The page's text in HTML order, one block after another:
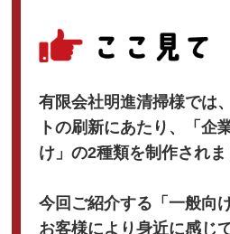
有限会社明進清掃様では
トの刷新にあたり、「企
け」の2種類を制作されま
今回ご紹介する「一般向
お客様により身近に感じ